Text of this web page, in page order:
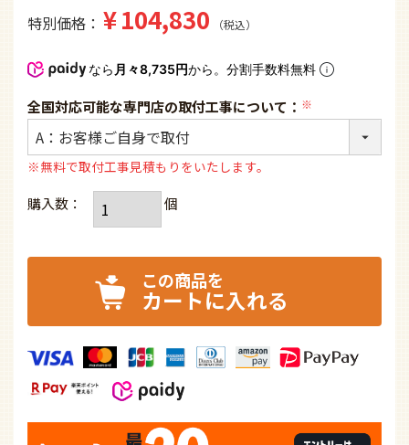
特別価格 ¥104,830 税込
なら 月々8,735円から。分割手数料無料
全国対応可能な専門店の取付工事について：
(必
※無料で取付工事見積もりをいたします。
カートに入れる